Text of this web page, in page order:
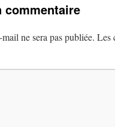
commentaire
ne sera pas publiée. Les